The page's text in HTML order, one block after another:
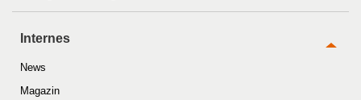
Internes
News
Magazin